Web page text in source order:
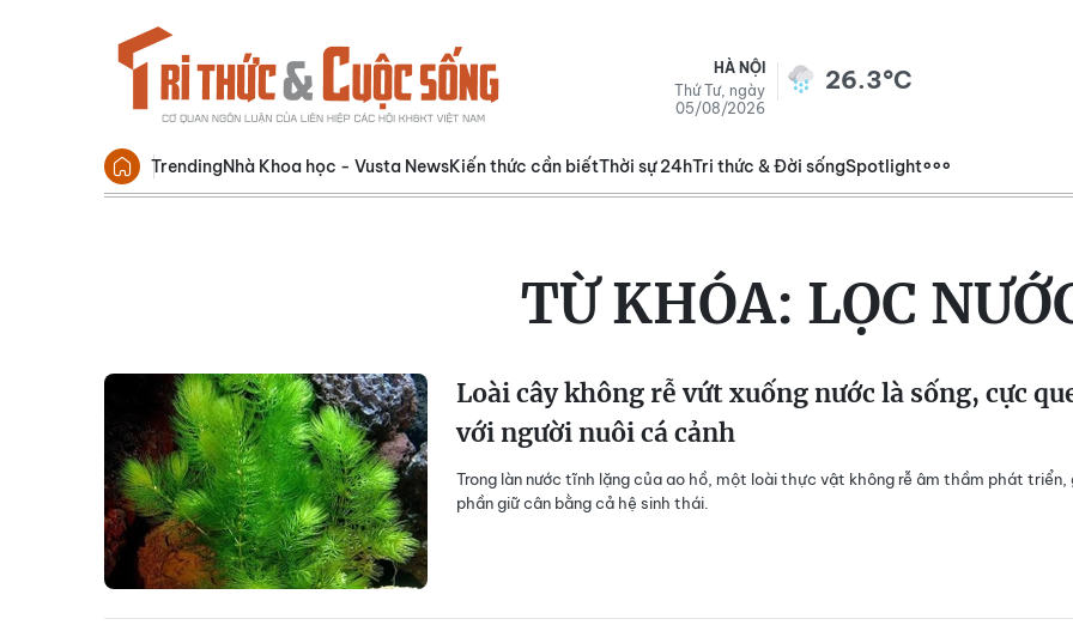
HÀ NỘI
Thứ Tư, ngày
05/08/2026
26.3°C
TrendingNhà Khoa học - Vusta NewsKiến thức cần biếtThời sự 24hTri thức & Đời sốngSpotlight
TỪ KHÓA: LỌC
Loài cây không rễ vứt xuống nước là sống, cực
với người nuôi cá cảnh
Trong làn nước tĩnh lặng của ao hồ, một loài thực vật không rễ âm thầm phát triển,
phần giữ cân bằng cả hệ sinh thái.